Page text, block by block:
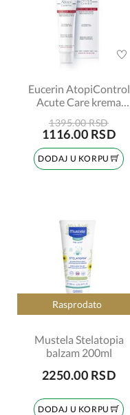
Eucerin AtopiControl
Acute Care krema
1395.00 RSD
1116.00 RSD
DODAJ U KORPU
Rasprodato
Mustela Stelatopia
balzam 200ml
2250.00 RSD
DODAJ U KORPU